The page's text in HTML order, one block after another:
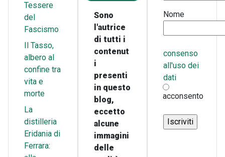
Tessere
del
Fascismo
Il Tasso,
albero al
confine tra
vita e
morte
La
distilleria
Eridania di
Ferrara:
Sono
l'autrice
di tutti i
contenut
i
presenti
in questo
blog,
eccetto
alcune
immagini
delle
Nome
consenso
all'uso dei
dati
acconsento